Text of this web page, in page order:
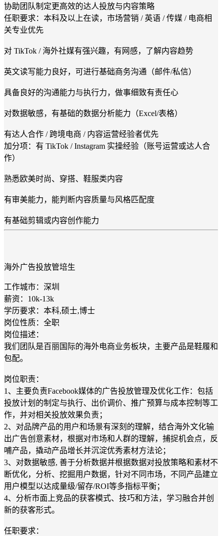
协助团队制定更高效的达人投放与内容策略
任职要求：本科及以上在读，市场营销 / 英语 / 传媒 / 电商相
关专业优先
对 TikTok / 海外社媒有强兴趣，有网感，了解内容趋势
英文读写能力良好，可进行基础商务沟通（邮件/私信）
具备良好的沟通能力与执行力，做事细致有责任心
对数据敏感，有基础的数据分析能力（Excel/表格）
有达人合作 / 跨境电商 / 内容运营经验者优先
加分项：有 TikTok / Instagram 实操经验（账号运营或达人合
作）
熟悉欧美时尚、穿搭、鞋服类内容
有审美能力，能判断内容质量与风格匹配度
有基础剪辑或内容创作能力
海外广告投放管培生
工作城市：深圳
薪资：10k-13k
学历要求：本科,硕士,博士
岗位性质：全职
岗位描述：
我们团队是百丽国际的海外电商业务板块，主要产品是鞋履和
包配。
岗位职责：
1、主要负责Facebook媒体的广告投放管理及优化工作：包括
投放计划的制定与执行、出价调价、推广预算与成本控制等工
作，并对相关投放效果负责；
2、对品牌产品的用户和场景有深刻的理解，结合海外文化输
出广告创意素材，根据对市场和人群的理解，捕捉机会点，反
哺产品，撬动产品增长并沉淀优秀素材方法论；
3、对数据敏感, 善于分析数据并根据数据对投放策略和素材不
断优化，分析、挖掘用户数据，针对不同市场，不同产品建立
用户模型以达成量级/留存/ROI等多指标平衡；
4、分析市面上竞品的获客模式、技巧和方法，学习融合并创
新的获客形式。
任职要求：